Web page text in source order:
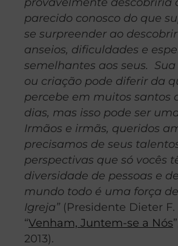
parecido conosco do que
se surpreender ao
anseios, dificuldades e
semelhantes aos seus.
ou criação pode diferir da
percebe em muitos santos
dias, mas isso pode ser
Irmãos e irmãs, queridos
precisamos de seus
perspectivas que só vocês
diversidade de pessoas e
mundo todo é uma força
Igreja”(Presidente Dieter F.
“Venham, Juntem-se a Nós
2013).